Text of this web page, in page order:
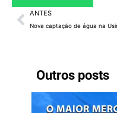
Outros posts
ANTES